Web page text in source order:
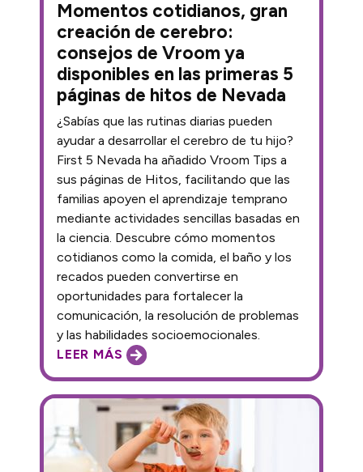
Momentos cotidianos, gran
creación de cerebro:
consejos de Vroom ya
disponibles en las primeras 5
páginas de hitos de Nevada
LEER MÁS
¿Sabías que las rutinas diarias pueden
ayudar a desarrollar el cerebro de tu hijo?
First 5 Nevada ha añadido Vroom Tips a
sus páginas de Hitos, facilitando que las
familias apoyen el aprendizaje temprano
mediante actividades sencillas basadas en
la ciencia. Descubre cómo momentos
cotidianos como la comida, el baño y los
recados pueden convertirse en
oportunidades para fortalecer la
comunicación, la resolución de problemas
y las habilidades socioemocionales.